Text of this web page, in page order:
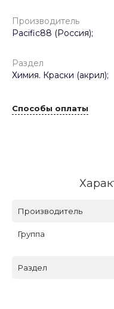
Производитель
Pacific88 (Россия);
Раздел
Химия. Краски (акрил);
Способы оплаты
Производитель
Группа
Раздел